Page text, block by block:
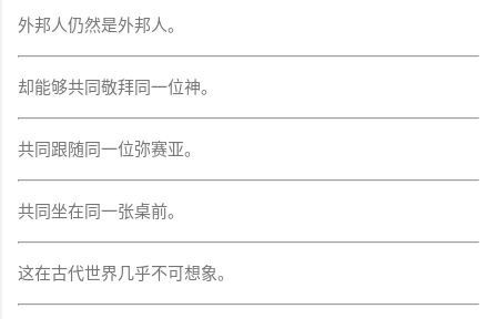
外邦人仍然是外邦人。
却能够共同敬拜同一位神。
共同跟随同一位弥赛亚。
共同坐在同一张桌前。
这在古代世界几乎不可想象。